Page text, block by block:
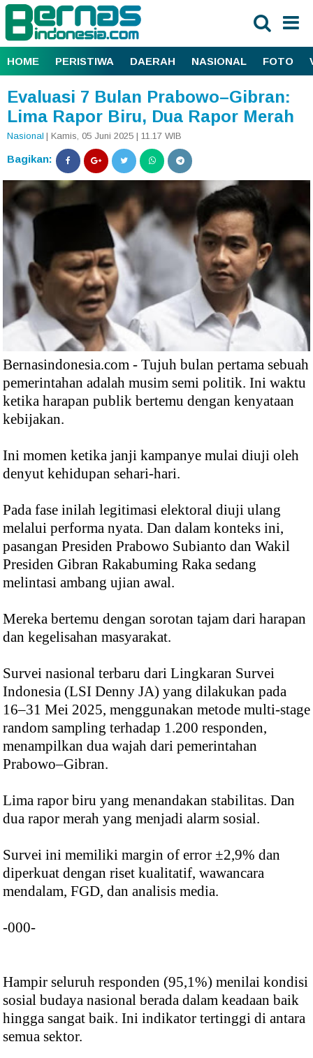
HOME PERISTIWA DAERAH NASIONAL FOTO
Evaluasi 7 Bulan Prabowo–Gibran:
Lima Rapor Biru, Dua Rapor Merah
Nasional | Kamis, 05 Juni 2025 | 11.17 WIB
Bagikan:
Bernasindonesia.com - Tujuh bulan pertama sebuah
pemerintahan adalah musim semi politik. Ini waktu
ketika harapan publik bertemu dengan kenyataan
kebijakan.
Ini momen ketika janji kampanye mulai diuji oleh
denyut kehidupan sehari-hari.
Pada fase inilah legitimasi elektoral diuji ulang
melalui performa nyata. Dan dalam konteks ini,
pasangan Presiden Prabowo Subianto dan Wakil
Presiden Gibran Rakabuming Raka sedang
melintasi ambang ujian awal.
Mereka bertemu dengan sorotan tajam dari harapan
dan kegelisahan masyarakat.
Survei nasional terbaru dari Lingkaran Survei
Indonesia (LSI Denny JA) yang dilakukan pada
16–31 Mei 2025, menggunakan metode multi-stage
random sampling terhadap 1.200 responden,
menampilkan dua wajah dari pemerintahan
Prabowo–Gibran.
Lima rapor biru yang menandakan stabilitas. Dan
dua rapor merah yang menjadi alarm sosial.
Survei ini memiliki margin of error ±2,9% dan
diperkuat dengan riset kualitatif, wawancara
mendalam, FGD, dan analisis media.
-000-
Hampir seluruh responden (95,1%) menilai kondisi
sosial budaya nasional berada dalam keadaan baik
hingga sangat baik. Ini indikator tertinggi di antara
semua sektor.